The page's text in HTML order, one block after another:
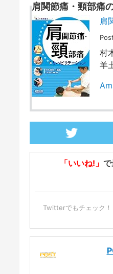
肩関節痛・頸部痛
肩
村
羊
「いいね!」 で
Twitterでもチェック！